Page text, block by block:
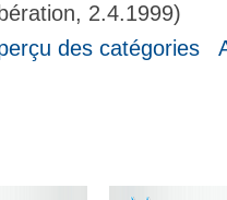
2.4.1999)
des catégories